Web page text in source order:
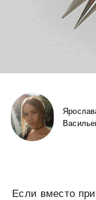
Если вместо